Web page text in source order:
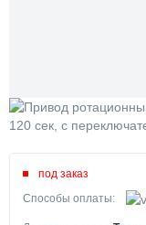
под заказ
Способы оплаты: